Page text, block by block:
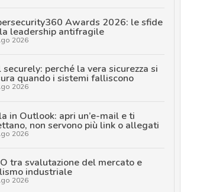
Awards 2026: le sfide
leadership antifragile
2026
securely: perché la vera sicurezza si
quando i sistemi falliscono
2026
in Outlook: apri un’e-mail e ti
non servono più link o allegati
2026
tra svalutazione del mercato e
industriale
2026